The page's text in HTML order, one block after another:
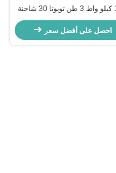
148 كيلو واط 3 طن تويوتا 30 شاحنة
ثنائية مستعملة ، محرك ديزل
احصل على أفضل سعر